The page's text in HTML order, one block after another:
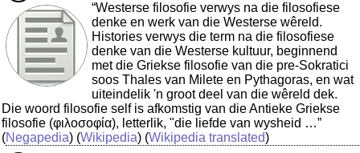
“Westerse filosofie verwys na die filosofiese
denke en werk van die Westerse wêreld.
Histories verwys die term na die filosofiese
denke van die Westerse kultuur, beginnend
met die Griekse filosofie van die pre-Sokratici
soos Thales van Milete en Pythagoras, en wat
uiteindelik 'n groot deel van die wêreld dek.
Die woord filosofie self is afkomstig van die Antieke Griekse
filosofie (φιλοσοφία), letterlik, "die liefde van wysheid …”
(Negapedia) (Wikipedia) (Wikipedia translated)